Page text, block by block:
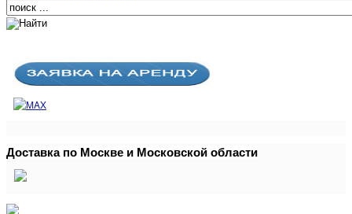
Доставка по Москве и Московской области